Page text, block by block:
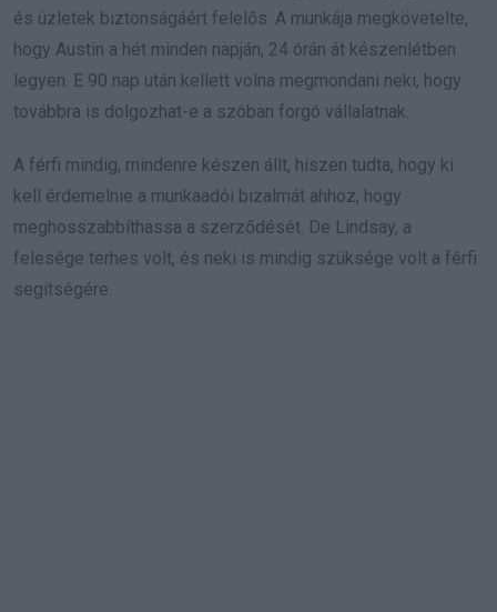
és üzletek biztonságáért felelős. A munkája megkövetelte,
hogy Austin a hét minden napján, 24 órán át készenlétben
legyen. E 90 nap után kellett volna megmondani neki, hogy
továbbra is dolgozhat-e a szóban forgó vállalatnak.
A férfi mindig, mindenre készen állt, hiszen tudta, hogy ki
kell érdemelnie a munkaadói bizalmát ahhoz, hogy
meghosszabbíthassa a szerződését. De Lindsay, a
felesége terhes volt, és neki is mindig szüksége volt a férfi
segítségére.